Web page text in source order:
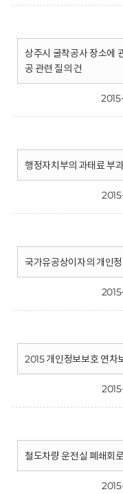
상주시 굴착공사 장소에
공 관련 질의 건
행정자치부의 과태료 부
국가유공상이자의 개인
2015 개인정보보호 연차
철도차량 운전실 폐쇄회